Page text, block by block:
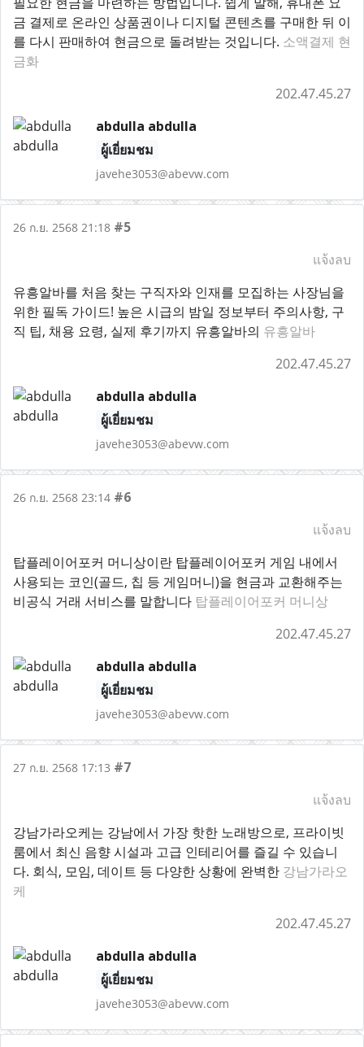
금 결제로 온라인 상품권이나 디지털 콘텐츠를 구매한 뒤 이
를 다시 판매하여 현금으로 돌려받는 것입니다. 소액결제 현
금화
202.47.45.27
abdulla abdulla
ผู้เยี่ยมชม
javehe3053@abevw.com
26 ก.ย. 2568 21:18 #5
แจ้งลบ
유흥알바를 처음 찾는 구직자와 인재를 모집하는 사장님을
위한 필독 가이드! 높은 시급의 밤일 정보부터 주의사항, 구
직 팁, 채용 요령, 실제 후기까지 유흥알바의 유흥알바
202.47.45.27
abdulla abdulla
ผู้เยี่ยมชม
javehe3053@abevw.com
26 ก.ย. 2568 23:14 #6
แจ้งลบ
탑플레이어포커 머니상이란 탑플레이어포커 게임 내에서
사용되는 코인(골드, 칩 등 게임머니)을 현금과 교환해주는
비공식 거래 서비스를 말합니다 탑플레이어포커 머니상
202.47.45.27
abdulla abdulla
ผู้เยี่ยมชม
javehe3053@abevw.com
27 ก.ย. 2568 17:13 #7
แจ้งลบ
강남가라오케는 강남에서 가장 핫한 노래방으로, 프라이빗
룸에서 최신 음향 시설과 고급 인테리어를 즐길 수 있습니
다. 회식, 모임, 데이트 등 다양한 상황에 완벽한 강남가라오
케
202.47.45.27
abdulla abdulla
ผู้เยี่ยมชม
javehe3053@abevw.com